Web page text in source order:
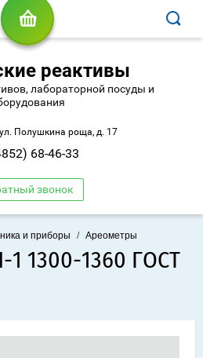
реактивы
лабораторной посуды и
Полушкина роща, д. 17
68-46-33
звонок
и приборы / Ареометры
1300-1360 ГОСТ